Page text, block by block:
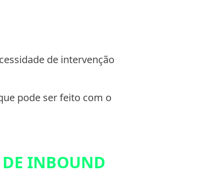
de intervenção
pode ser feito com o
DE INBOUND